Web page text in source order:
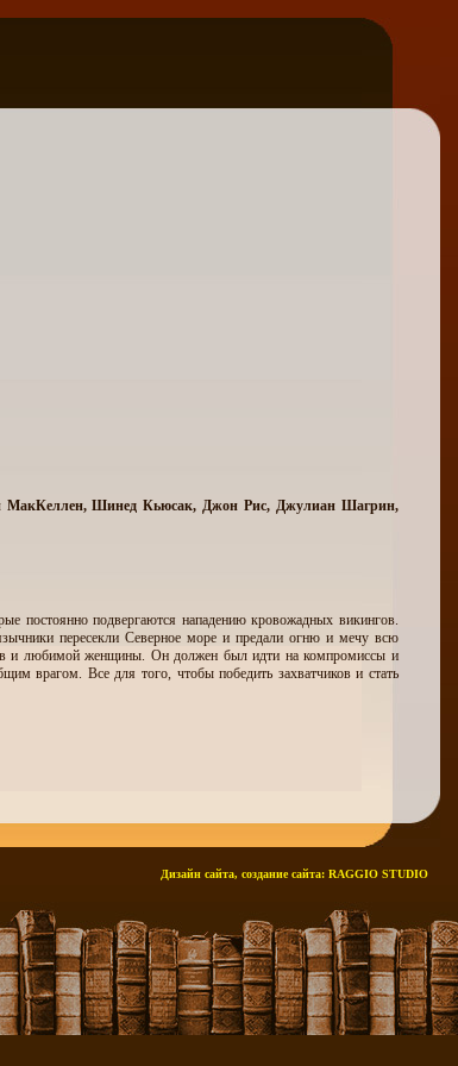
Дизайн сайта, создание сайта: RAGGIO STUDIO
МакКеллен, Шинед Кьюсак, Джон Рис, Джулиан Шагрин,
постоянно подвергаются нападению кровожадных викингов.
пересекли Северное море и предали огню и мечу всю
и любимой женщины. Он должен был идти на компромиссы и
врагом. Все для того, чтобы победить захватчиков и стать